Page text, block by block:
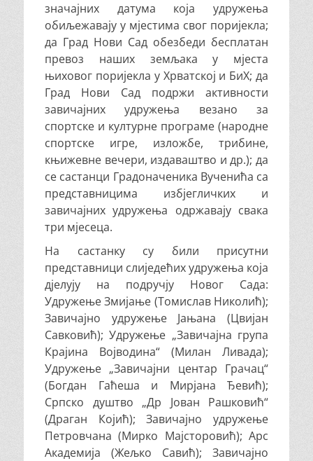
значајних датума која удружења
обиљежавају у мјестима свог поријекла;
да Град Нови Сад обезбеди бесплатан
превоз наших земљака у мјеста
њиховог поријекла у Хрватској и БиХ; да
Град Нови Сад подржи активности
завичајних удружења везано за
спортске и културне програме (народне
спортске игре, изложбе, трибине,
књижевне вечери, издаваштво и др.); да
се састанци Градоначеника Вученића са
представницима избјегличких и
завичајних удружења одржавају свака
три мјесеца.
На састанку су били присутни
представници слиједећих удружења која
дјелују на подручју Новог Сада:
Удружење Змијање (Томислав Николић);
Завичајно удружење Јањана (Цвијан
Савковић); Удружење „Завичајна група
Крајина Војводина“ (Милан Ливада);
Удружење „Завичајни центар Грачац“
(Богдан Гаћеша и Мирјана Ђевић);
Српско душтво „Др Јован Рашковић“
(Драган Којић); Завичајно удружење
Петровчана (Мирко Мајсторовић); Арс
Академија (Жељко Савић); Завичајно